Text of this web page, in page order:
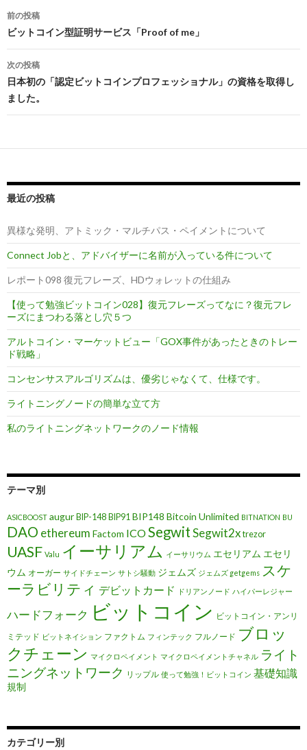
投
稿
ナ
ビ
ー
シ
ョ
ン
前の投稿
ビットコイン型証明サービス「Proof of me」
次の投稿
日本初の「認定ビットコインプロフェッショナル」の資格を取得し
ました。
最近の投稿
異様な発明、アトミック・マルチパス・ペイメントについて
Connect Jobと、アドバイザーに名前が入っている件について
レポート098 復元フレーズ、HDウォレットの仕組み
【使って勉強ビットコイン028】復元フレーズってなに？復元フレ
ーズにまつわる落とし穴５つ
アルトコイン・マーケットビュー「GOX事件があったときのトレー
ド戦略」
コンセンサスアルゴリズムは、優劣じゃなくて、仕様です。
ライトニングノードの簡単な立て方
私のライトニングネットワークのノード情報
テーマ別
ASICBOOST augur BIP-148 BIP91 BIP148 Bitcoin Unlimited BITNATION BU
DAO ethereum Factom ICOSegwitSegwit2x trezor
UASF Valu イーサリアム イーサリウム エセリアム エセリ
ウム オーガー サイドチェーン サトシ騒動 ジェムズ ジェムズ getgems スケ
ーラビリティ デビットカード ドリアンノード ハイパーレジャー
ハードフォーク ビットコイン ビットコイン・アンリ
ミテッド ビットネイション ファクトム フィンテック フルノード ブロッ
クチェーン マイクロペイメント マイクロペイメントチャネル ライト
ニングネットワーク リップル 使って勉強！ビットコイン 基礎知識
規制
カテゴリー別